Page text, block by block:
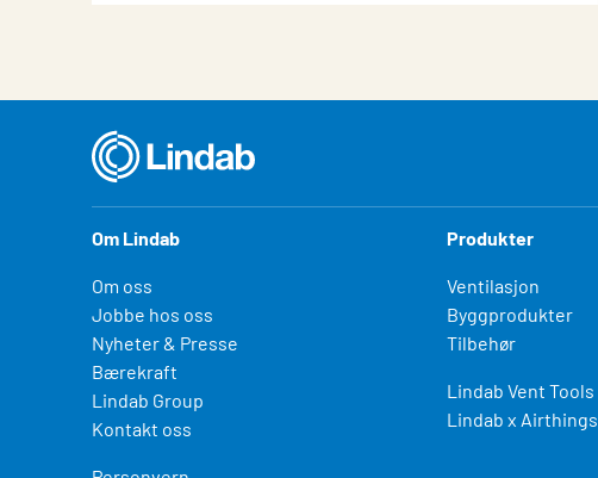
Om Lindab
Om oss
Jobbe hos oss
Nyheter & Presse
Bærekraft
Lindab Group
Kontakt oss
Produkter
Ventilasjon
Byggprodukter
Tilbehør
Lindab Vent Tools
Lindab x Airthings